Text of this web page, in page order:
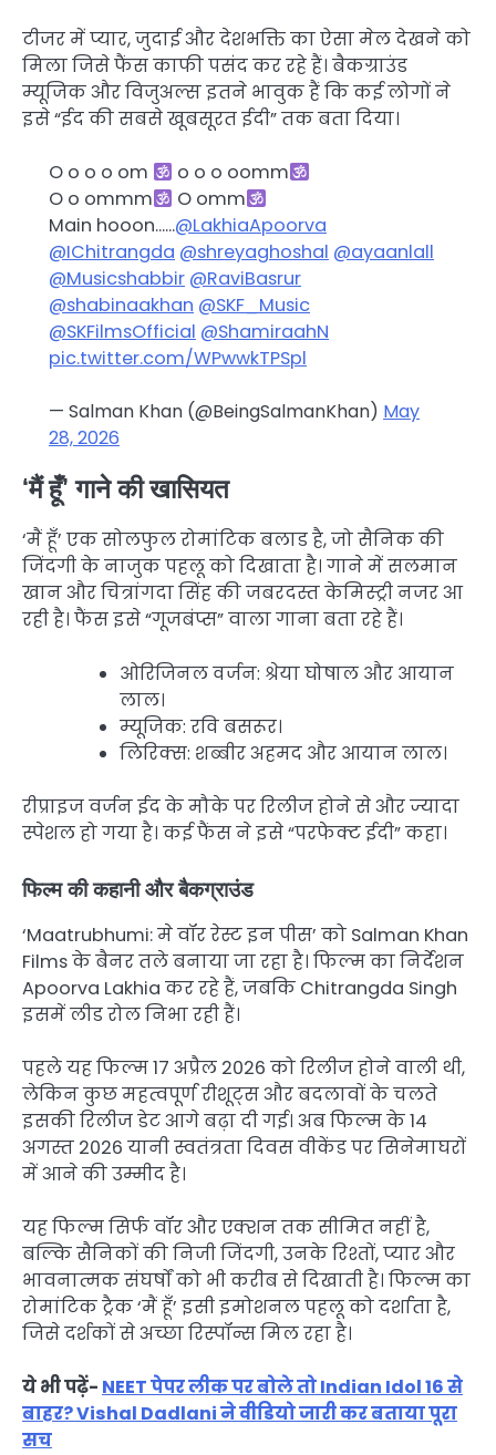
टीजर में प्यार, जुदाई और देशभक्ति का ऐसा मेल देखने को
मिला जिसे फैंस काफी पसंद कर रहे हैं। बैकग्राउंड
म्यूजिक और विजुअल्स इतने भावुक हैं कि कई लोगों ने
इसे “ईद की सबसे खूबसूरत ईदी” तक बता दिया।
O o o o om
o o o oomm
O o ommm
O omm
Main hooon……@LakhiaApoorva
@IChitrangda @shreyaghoshal @ayaanlall
@Musicshabbir @RaviBasrur
@shabinaakhan @SKF_Music
@SKFilmsOfficial @ShamiraahN
pic.twitter.com/WPwwkTPSpl
— Salman Khan (@BeingSalmanKhan) May
28, 2026
‘मैं हूँ’ गाने की खासियत
‘मैं हूँ’ एक सोलफुल रोमांटिक बलाड है, जो सैनिक की
जिंदगी के नाजुक पहलू को दिखाता है। गाने में सलमान
खान और चित्रांगदा सिंह की जबरदस्त केमिस्ट्री नजर आ
रही है। फैंस इसे “गूजबंप्स” वाला गाना बता रहे हैं।
ओरिजिनल वर्जन: श्रेया घोषाल और आयान
लाल।
म्यूजिक: रवि बसरूर।
लिरिक्स: शब्बीर अहमद और आयान लाल।
रीप्राइज वर्जन ईद के मौके पर रिलीज होने से और ज्यादा
स्पेशल हो गया है। कई फैंस ने इसे “परफेक्ट ईदी” कहा।
फिल्म की कहानी और बैकग्राउंड
‘Maatrubhumi: मे वॉर रेस्ट इन पीस’ को Salman Khan
Films के बैनर तले बनाया जा रहा है। फिल्म का निर्देशन
Apoorva Lakhia कर रहे हैं, जबकि Chitrangda Singh
इसमें लीड रोल निभा रही हैं।
पहले यह फिल्म 17 अप्रैल 2026 को रिलीज होने वाली थी,
लेकिन कुछ महत्वपूर्ण रीशूट्स और बदलावों के चलते
इसकी रिलीज डेट आगे बढ़ा दी गई। अब फिल्म के 14
अगस्त 2026 यानी स्वतंत्रता दिवस वीकेंड पर सिनेमाघरों
में आने की उम्मीद है।
यह फिल्म सिर्फ वॉर और एक्शन तक सीमित नहीं है,
बल्कि सैनिकों की निजी जिंदगी, उनके रिश्तों, प्यार और
भावनात्मक संघर्षों को भी करीब से दिखाती है। फिल्म का
रोमांटिक ट्रैक ‘मैं हूँ’ इसी इमोशनल पहलू को दर्शाता है,
जिसे दर्शकों से अच्छा रिस्पॉन्स मिल रहा है।
ये भी पढ़ें- NEET पेपर लीक पर बोले तो Indian Idol 16 से
बाहर? Vishal Dadlani ने वीडियो जारी कर बताया पूरा
सच